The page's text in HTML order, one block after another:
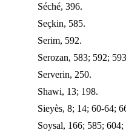
Séché, 396.
Seçkin, 585.
Serim, 592.
Serozan, 583; 592;
Serverin, 250.
Shawi, 13; 198.
Sieyès, 8; 14; 60-64;
Soysal, 166; 585;